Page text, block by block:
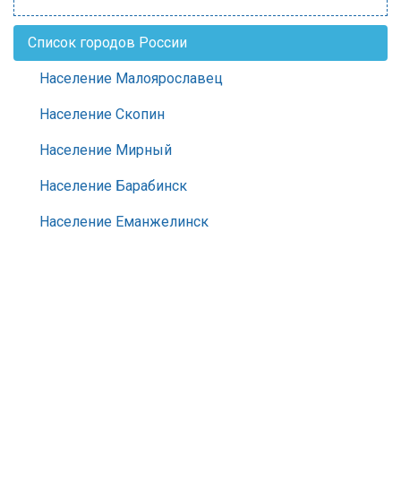
Список городов России
Население Малоярославец
Население Скопин
Население Мирный
Население Барабинск
Население Еманжелинск